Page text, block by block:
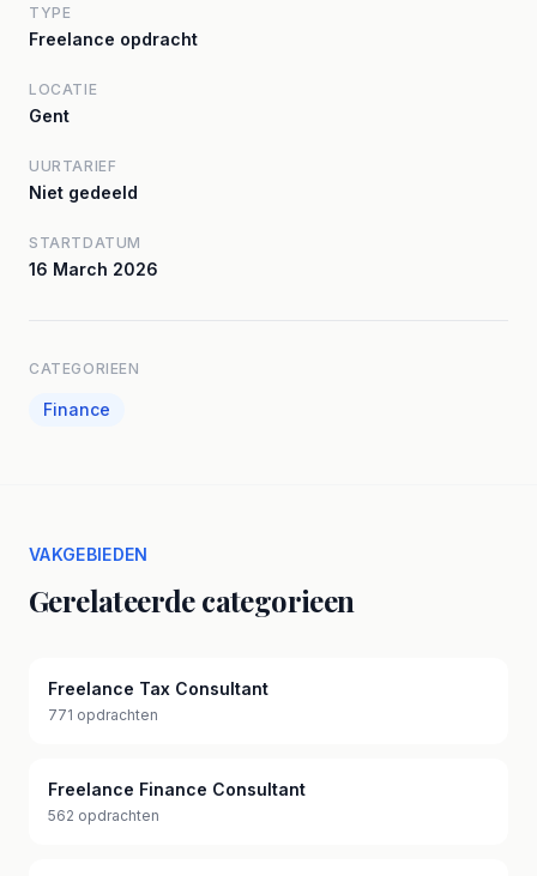
TYPE
Freelance opdracht
LOCATIE
Gent
UURTARIEF
Niet gedeeld
STARTDATUM
16 March 2026
CATEGORIEEN
Finance
VAKGEBIEDEN
Gerelateerde categorieen
Freelance Tax Consultant
771 opdrachten
Freelance Finance Consultant
562 opdrachten